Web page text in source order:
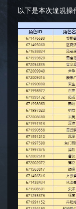
以下是本次違規操